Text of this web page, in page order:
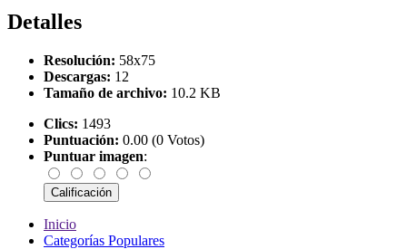
Detalles
Resolución: 58x75
Descargas: 12
Tamaño de archivo: 10.2 KB
Clics: 1493
Puntuación: 0.00 (0 Votos)
Puntuar imagen:
Inicio
Categorías Populares